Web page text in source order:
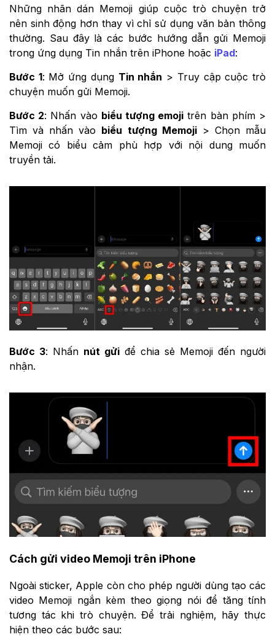
Những nhãn dán Memoji giúp cuộc trò chuyện trở
nên sinh động hơn thay vì chỉ sử dụng văn bản thông
thường. Sau đây là các bước hướng dẫn gửi Memoji
trong ứng dụng Tin nhắn trên iPhone hoặc iPad:
Bước 1: Mở ứng dụng Tin nhắn > Truy cập cuộc trò
chuyện muốn gửi Memoji.
Bước 2: Nhấn vào biểu tượng emoji trên bàn phím >
Tìm và nhấn vào biểu tượng Memoji> Chọn mẫu
Memoji có biểu cảm phù hợp với nội dung muốn
truyền tải.
Bước 3: Nhấn nút gửi để chia sẻ Memoji đến người
nhận.
Cách gửi video Memoji trên iPhone
Ngoài sticker, Apple còn cho phép người dùng tạo các
video Memoji ngắn kèm theo giọng nói để tăng tính
tương tác khi trò chuyện. Để trải nghiệm, hãy thực
hiện theo các bước sau: